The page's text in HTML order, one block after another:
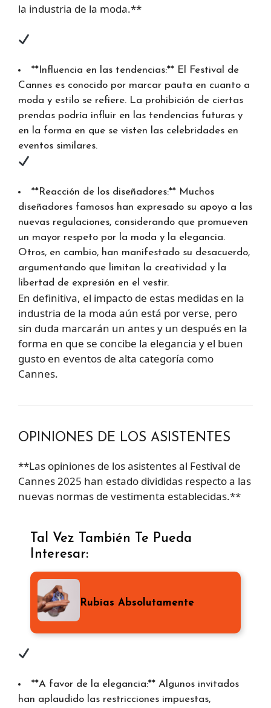
la industria de la moda.**
**Influencia en las tendencias:** El Festival de
Cannes es conocido por marcar pauta en cuanto a
moda y estilo se refiere. La prohibición de ciertas
prendas podría influir en las tendencias futuras y
en la forma en que se visten las celebridades en
eventos similares.
**Reacción de los diseñadores:** Muchos
diseñadores famosos han expresado su apoyo a las
nuevas regulaciones, considerando que promueven
un mayor respeto por la moda y la elegancia.
Otros, en cambio, han manifestado su desacuerdo,
argumentando que limitan la creatividad y la
libertad de expresión en el vestir.
En definitiva, el impacto de estas medidas en la
industria de la moda aún está por verse, pero
sin duda marcarán un antes y un después en la
forma en que se concibe la elegancia y el buen
gusto en eventos de alta categoría como
Cannes.
OPINIONES DE LOS ASISTENTES
**Las opiniones de los asistentes al Festival de
Cannes 2025 han estado divididas respecto a las
nuevas normas de vestimenta establecidas.**
Tal Vez También Te Pueda
Interesar:
Rubias Absolutamente
**A favor de la elegancia:** Algunos invitados
han aplaudido las restricciones impuestas,